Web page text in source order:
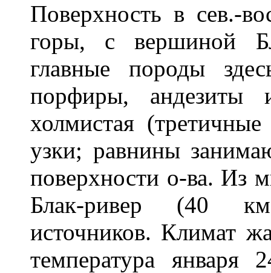
Поверхность в сев.-
горы, с вершиной
главные породы
порфиры, андезиты
холмистая
узки; равнины
поверхности о-ва. Из
Блак-ривер (40
источников. Климат
температура